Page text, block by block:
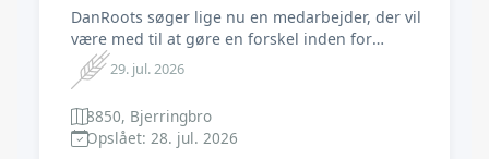
DanRoots søger lige nu en medarbejder, der vil
være med til at gøre en forskel inden for
økologisk og konventionelt landbrug og som
har stor interesse for planteavl. Det er derfor
en forudsætning, at du har erfaring med
kørsel af moderne landbrugsmaskiner og har
kendskab til planteproduktion. Jobbet
29. jul. 2026
8850, Bjerringbro
Opslået: 28. jul. 2026